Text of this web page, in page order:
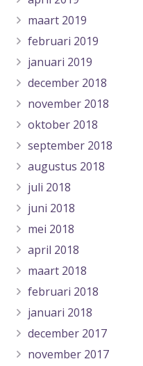
maart 2019
februari 2019
januari 2019
december 2018
november 2018
oktober 2018
september 2018
augustus 2018
juli 2018
juni 2018
mei 2018
april 2018
maart 2018
februari 2018
januari 2018
december 2017
november 2017